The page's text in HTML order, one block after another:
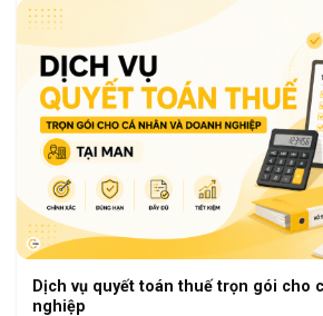
Dịch vụ quyết toán thuế trọn gói cho
nghiệp